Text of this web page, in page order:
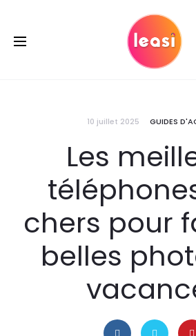
10 juillet 2025 GUIDES
Les
chers pour
belles